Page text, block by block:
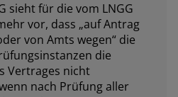
sieht für die vom LNGG
vor, dass „auf Antrag
von Amts wegen“ die
die
Vertrages nicht
nach Prüfung aller